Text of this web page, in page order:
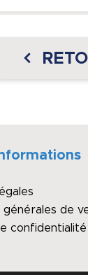
générales de
confidentialité